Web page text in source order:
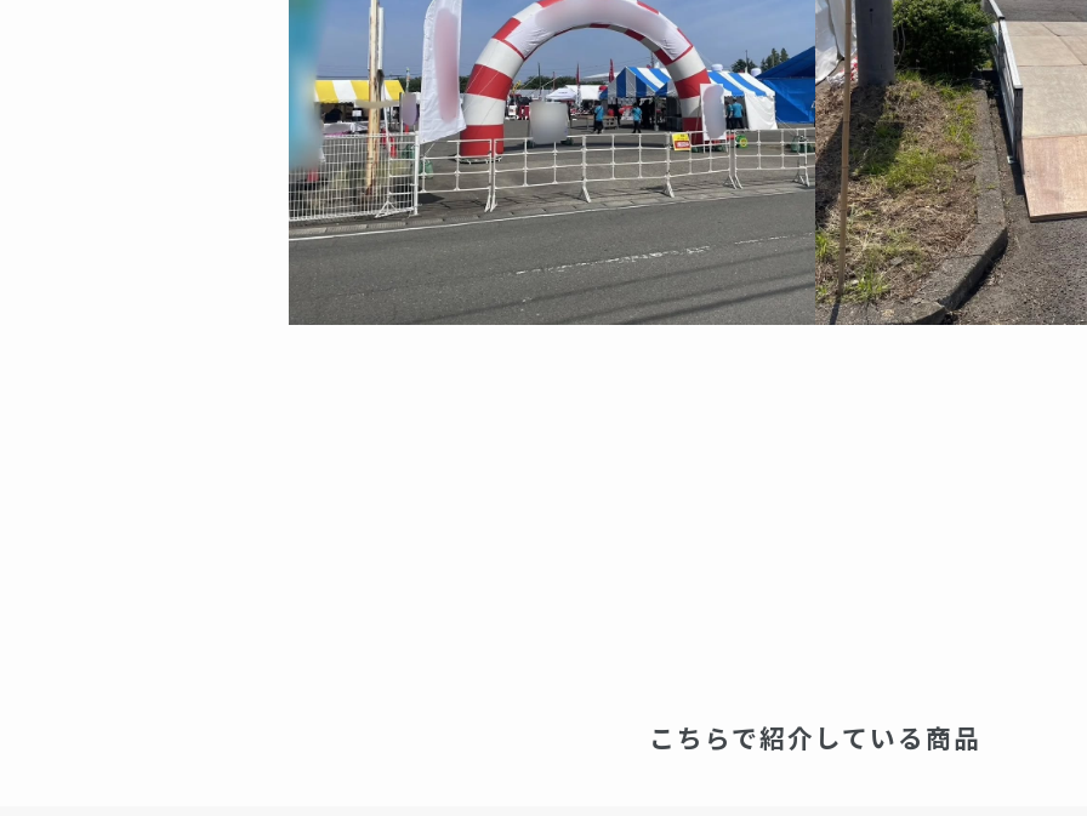
こちらで紹介している商品